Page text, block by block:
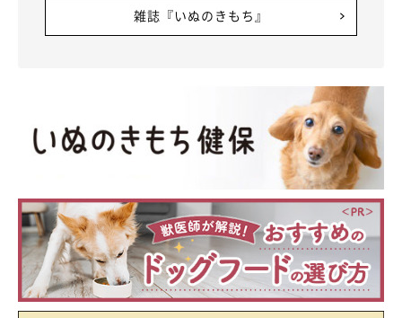
雑誌『いぬのきもち』